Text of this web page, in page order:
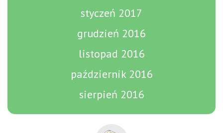
styczeń 2017
grudzień 2016
listopad 2016
październik 2016
sierpień 2016